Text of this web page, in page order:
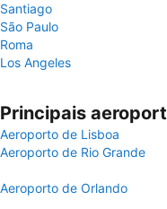
Santiago
São Paulo
Roma
Los Angeles
Principais
Aeroporto de Lisboa
Aeroporto de Rio Grande
Aeroporto de Orlando